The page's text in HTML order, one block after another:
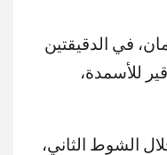
في الدقيقتين
للأسمدة،
الشوط الثاني،